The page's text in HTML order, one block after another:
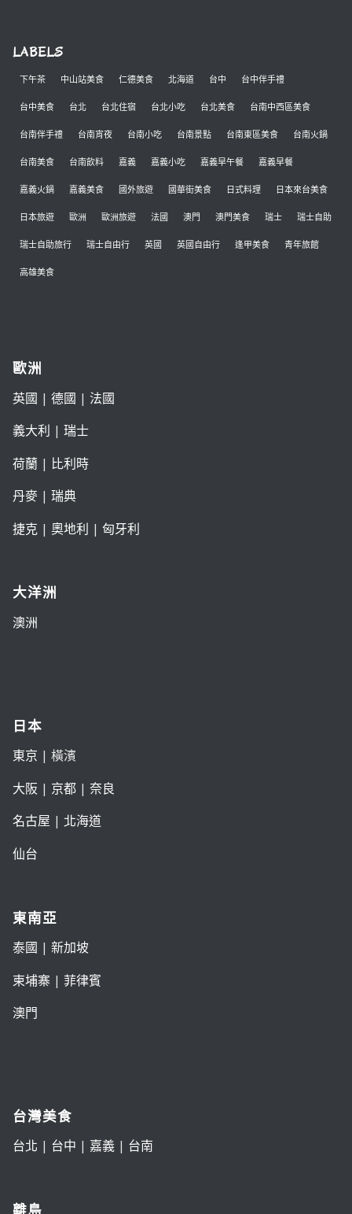
LABELS
下午茶 中山站美食 仁德美食 北海道 台中 台中伴手禮
台中美食 台北 台北住宿 台北小吃 台北美食 台南中西區美食
台南伴手禮 台南宵夜 台南小吃 台南景點 台南東區美食 台南火鍋
台南美食 台南飲料 嘉義 嘉義小吃 嘉義早午餐 嘉義早餐
嘉義火鍋 嘉義美食 國外旅遊 國華街美食 日式料理 日本來台美食
日本旅遊 歐洲 歐洲旅遊 法國 澳門 澳門美食 瑞士 瑞士自助
瑞士自助旅行 瑞士自由行 英國 英國自由行 逢甲美食 青年旅館
高雄美食
歐洲
英國 | 德國 | 法國
義大利 | 瑞士
荷蘭| 比利時
丹麥| 瑞典
捷克| 奧地利 | 匈牙利
大洋洲
澳洲
日本
東京 | 橫濱
大阪 | 京都| 奈良
名古屋 | 北海道
仙台
東南亞
泰國 | 新加坡
柬埔寨 | 菲律賓
澳門
台灣美食
台北 | 台中 | 嘉義| 台南